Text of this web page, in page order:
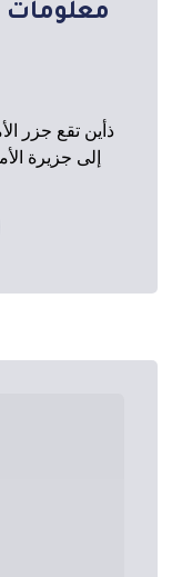
معلومات
ذأين تقع جزر
إلى جزيرة